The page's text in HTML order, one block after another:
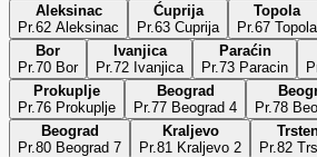
Aleksinac
Pr.62 Aleksinac
Ćuprija
Pr.63 Cuprija
Topola
Pr.67 Topola
Bor
Pr.70 Bor
Ivanjica
Pr.72 Ivanjica
Paraćin
Pr.73 Paracin
Prokuplje
Pr.76 Prokuplje
Beograd
Pr.77 Beograd 4
Pr.78
Beograd
Pr.80 Beograd 7
Kraljevo
Pr.81 Kraljevo 2
Pr.82